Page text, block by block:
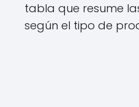
tabla que resume
según el tipo de